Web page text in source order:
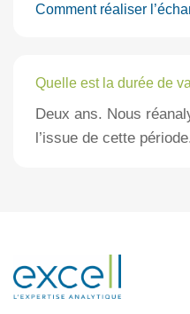
Comment réaliser
Quelle est la durée de
Deux ans. Nous
l’issue de cette